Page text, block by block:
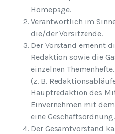
Homepage.
Verantwortlich im
die/der Vorsitzende.
Der Vorstand ernennt
Redaktion sowie die
einzelnen
(z. B.
Hauptredaktion des
Einvernehmen mit
eine Geschäftsordnung.
Der Gesamtvorstand